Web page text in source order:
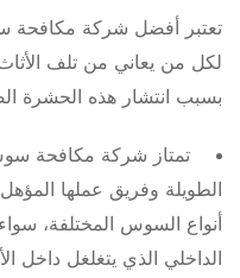
تعتبر أفضل شركة مكافحة
لكل من يعاني من تلف
بسبب انتشار هذه الحشرة
تمتاز شركة مكافحة
الطويلة وفريق عملها
أنواع السوس المختلفة،
الداخلي الذي يتغلغل داخل